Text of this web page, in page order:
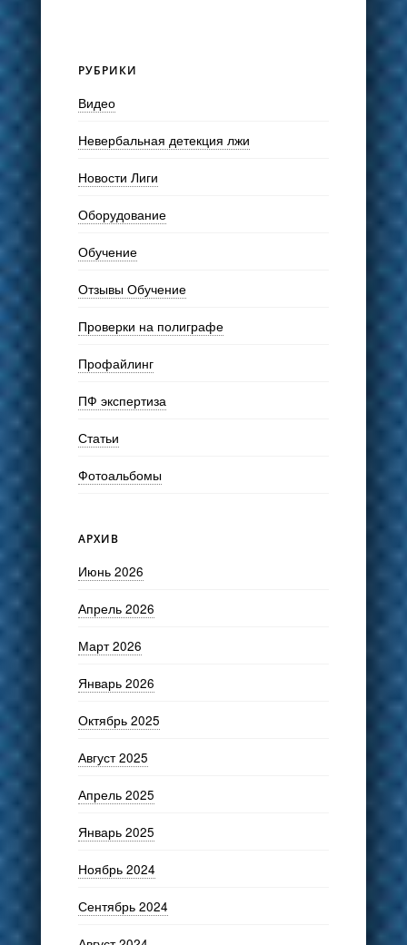
РУБРИКИ
Видео
Невербальная детекция лжи
Новости Лиги
Оборудование
Обучение
Отзывы Обучение
Проверки на полиграфе
Профайлинг
ПФ экспертиза
Статьи
Фотоальбомы
АРХИВ
Июнь 2026
Апрель 2026
Март 2026
Январь 2026
Октябрь 2025
Август 2025
Апрель 2025
Январь 2025
Ноябрь 2024
Сентябрь 2024